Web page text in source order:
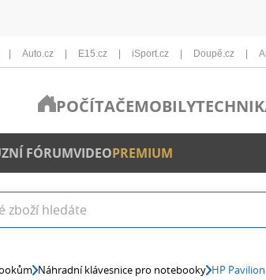
Auto.cz E15.cz iSport.cz Doupě.cz
POČÍTAČEMOBILY
FÓRUMVIDEOPREMIUM
Náhradní klávesnice pro notebooky HP